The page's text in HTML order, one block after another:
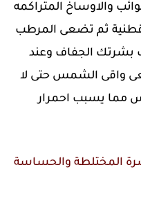
والاوساخ المتراكمه
ثم تضعى المرطب
بشرتك الجفاف وعند
واقى الشمس حتى لا
يسبب احمرار
المختلطة والحساسة